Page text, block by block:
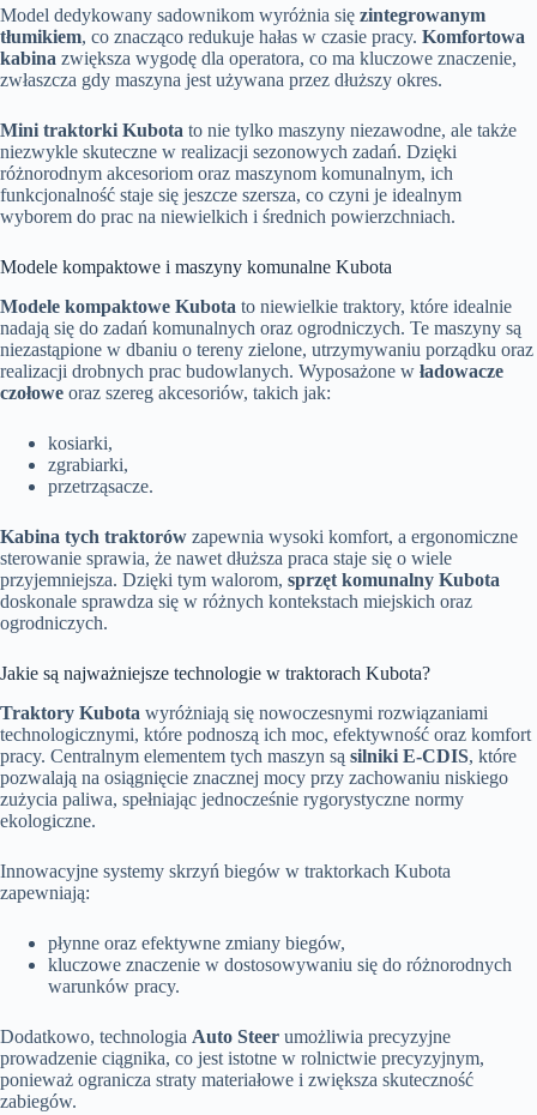
Model dedykowany sadownikom wyróżnia się zintegrowanym
tłumikiem, co znacząco redukuje hałas w czasie pracy. Komfortowa
kabina zwiększa wygodę dla operatora, co ma kluczowe znaczenie,
zwłaszcza gdy maszyna jest używana przez dłuższy okres.
Mini traktorki Kubota to nie tylko maszyny niezawodne, ale także
niezwykle skuteczne w realizacji sezonowych zadań. Dzięki
różnorodnym akcesoriom oraz maszynom komunalnym, ich
funkcjonalność staje się jeszcze szersza, co czyni je idealnym
wyborem do prac na niewielkich i średnich powierzchniach.
Modele kompaktowe i maszyny komunalne Kubota
Modele kompaktowe Kubota to niewielkie traktory, które idealnie
nadają się do zadań komunalnych oraz ogrodniczych. Te maszyny są
niezastąpione w dbaniu o tereny zielone, utrzymywaniu porządku oraz
realizacji drobnych prac budowlanych. Wyposażone w ładowacze
czołowe oraz szereg akcesoriów, takich jak:
kosiarki,
zgrabiarki,
przetrząsacze.
Kabina tych traktorów zapewnia wysoki komfort, a ergonomiczne
sterowanie sprawia, że nawet dłuższa praca staje się o wiele
przyjemniejsza. Dzięki tym walorom, sprzęt komunalny Kubota
doskonale sprawdza się w różnych kontekstach miejskich oraz
ogrodniczych.
Jakie są najważniejsze technologie w traktorach Kubota?
Traktory Kubota wyróżniają się nowoczesnymi rozwiązaniami
technologicznymi, które podnoszą ich moc, efektywność oraz komfort
pracy. Centralnym elementem tych maszyn są silniki E-CDIS, które
pozwalają na osiągnięcie znacznej mocy przy zachowaniu niskiego
zużycia paliwa, spełniając jednocześnie rygorystyczne normy
ekologiczne.
Innowacyjne systemy skrzyń biegów w traktorkach Kubota
zapewniają:
płynne oraz efektywne zmiany biegów,
kluczowe znaczenie w dostosowywaniu się do różnorodnych
warunków pracy.
Dodatkowo, technologia Auto Steer umożliwia precyzyjne
prowadzenie ciągnika, co jest istotne w rolnictwie precyzyjnym,
ponieważ ogranicza straty materiałowe i zwiększa skuteczność
zabiegów.